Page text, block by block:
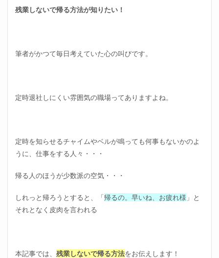
残業しないで帰る方法が知りたい！
筆者がかつて毎日考えていた心の叫びです。
定時退社しにくい雰囲気の職場ってありますよね。
定時を知らせるチャイムやベルが鳴っても何事もないかのよ
うに、仕事をする人々・・・
帰る人のほうが少数派の空気・・・
しれっと帰ろうとすると、「帰るの。早いね、お疲れ様 」と
それとなく皮肉を言われる
本記事では、 残業しないで帰る方法をお伝えします！